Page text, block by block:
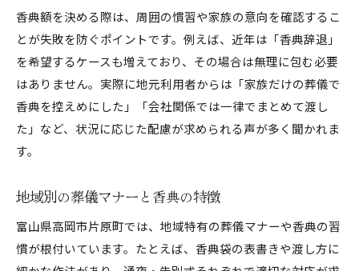
香典額を決める際は、周囲の慣習や家族の意向を確認するこ
とが失敗を防ぐポイントです。例えば、近年は「香典辞退」
を希望するケースも増えており、その場合は無理に包む必要
はありません。実際に地元利用者からは「家族だけの葬儀で
香典を控えめにした」「会社関係では一律でまとめて渡し
た」など、状況に応じた配慮が求められる声が多く聞かれま
す。
地域別の葬儀マナーと香典の特徴
富山県高岡市片原町では、地域特有の葬儀マナーや香典の習
慣が根付いています。たとえば、香典袋の表書きや渡し方に